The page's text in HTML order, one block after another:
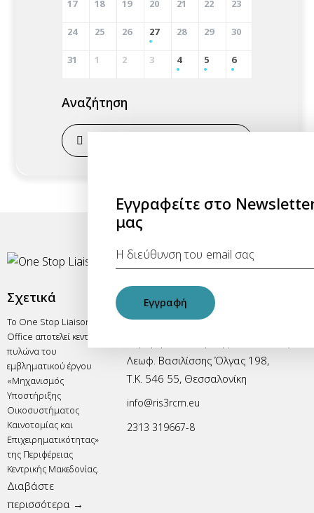
17 18 19 20 21 22 23
24 25 26 27 28 29 30
31 1 2 3 4 5 6
Αναζήτηση
Σχετικά
Το One Stop Liaison
Office αποτελεί κεντρικό
πυλώνα του
εμβληματικού έργου
«Μηχανισμός
Υποστήριξης
Οικοσυστήματος
Καινοτομίας και
Επιχειρηματικότητας»
της Περιφέρειας
Κεντρικής Μακεδονίας.
Διαβάστε
περισσότερα →
Office
RIS3 One Stop Liaison Office
Λεωφ. Βασιλίσσης Όλγας 198,
Τ.Κ. 546 55, Θεσσαλονίκη
info@ris3rcm.eu
2313 319667-8
Εγγραφείτε στο
μας
Εγγραφή